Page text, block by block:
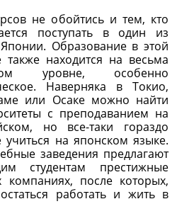
не обойтись и тем, кто
поступать в один из
Образование в этой
также находится на весьма
уровне, особенно
Наверняка в Токио,
или Осаке можно найти
с преподаванием на
но все-таки гораздо
на японском языке.
заведения предлагают
студентам престижные
компаниях, после которых,
работать и жить в